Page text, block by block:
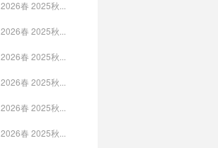
2026春 2025秋...
2026春 2025秋...
2026春 2025秋...
2026春 2025秋...
2026春 2025秋...
2026春 2025秋...